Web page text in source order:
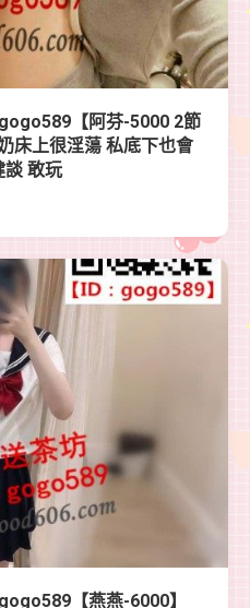
【阿芬-5000 2節
床上很淫蕩 私底下也會
談 敢玩
【燕燕-6000】